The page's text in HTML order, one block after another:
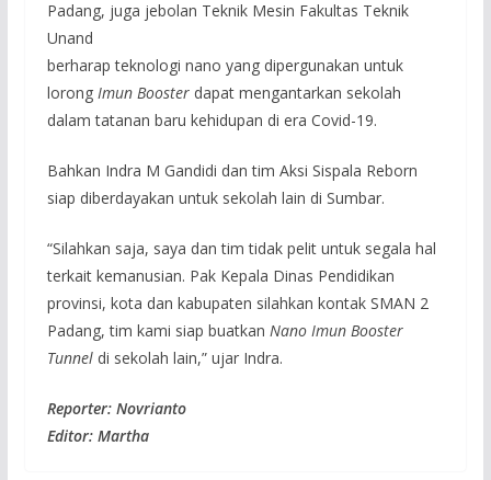
Padang, juga jebolan Teknik Mesin Fakultas Teknik
Unand
berharap teknologi nano yang dipergunakan untuk
lorong Imun Boosterdapat mengantarkan sekolah
dalam tatanan baru kehidupan di era Covid-19.
Bahkan Indra M Gandidi dan tim Aksi Sispala Reborn
siap diberdayakan untuk sekolah lain di Sumbar.
“Silahkan saja, saya dan tim tidak pelit untuk segala hal
terkait kemanusian. Pak Kepala Dinas Pendidikan
provinsi, kota dan kabupaten silahkan kontak SMAN 2
Padang, tim kami siap buatkan Nano Imun Booster
Tunneldi sekolah lain,” ujar Indra.
Reporter: Novrianto
Editor: Martha